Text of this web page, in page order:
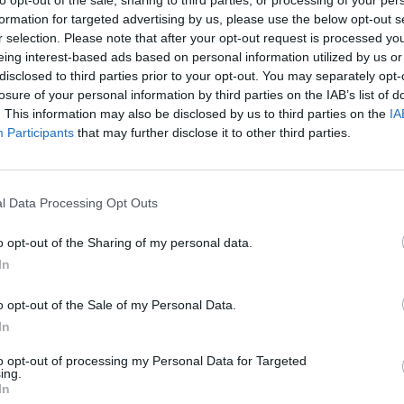
for targeted advertising by us, please use the below opt-out
selection. Please note that after your opt-out request is processed
interest-based ads based on personal information utilized by us
to third parties prior to your opt-out. You may separately
of your personal information by third parties on the IAB’s list of
This information may also be disclosed by us to third parties on the
Participants that may further disclose it to other third parties.
Data Processing Opt Outs
opt-out of the Sharing of my personal data.
opt-out of the Sale of my Personal Data.
opt-out of processing my Personal Data for Targeted
un porcentaje no despreciable de
¿cuáles son esas farmacias? Las que
comercial, las que amplían el espacio de
del marketing del retail y disponen
Eso no es opinable, es constatable.
todas las farmacias, pero esa realidad
que no quiera ser tildada de ilusa necesita
no es conveniente esconder la cabeza
lo es.
será imposible mantener la ambigüedad
para todos.
fuente preferida de Google
de actualidad.